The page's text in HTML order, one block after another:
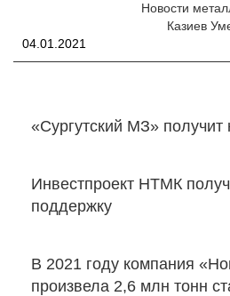
Новости
Казиев
04.01.2021
«Сургутский МЗ» получит
Инвестпроект НТМК
поддержку
В 2021 году компания
произвела 2,6 млн тонн